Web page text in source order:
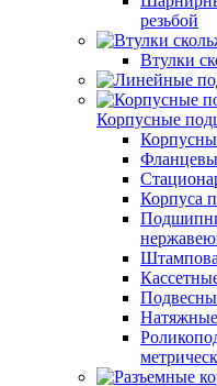
резьбой
Втулки
Корпусные
Корпуса